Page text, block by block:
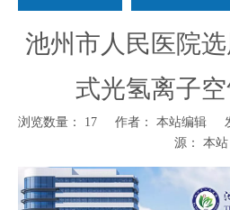
池州市人民医院
式光氢离子
浏览数量： 17 作者： 本站编辑
源： 本站